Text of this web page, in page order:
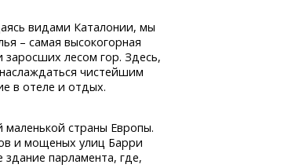
видами Каталонии, мы
– самая высокогорная
лесом гор. Здесь,
чистейшим
в отеле и отдых.
маленькой страны Европы.
и мощеных улиц Барри
парламента, где,